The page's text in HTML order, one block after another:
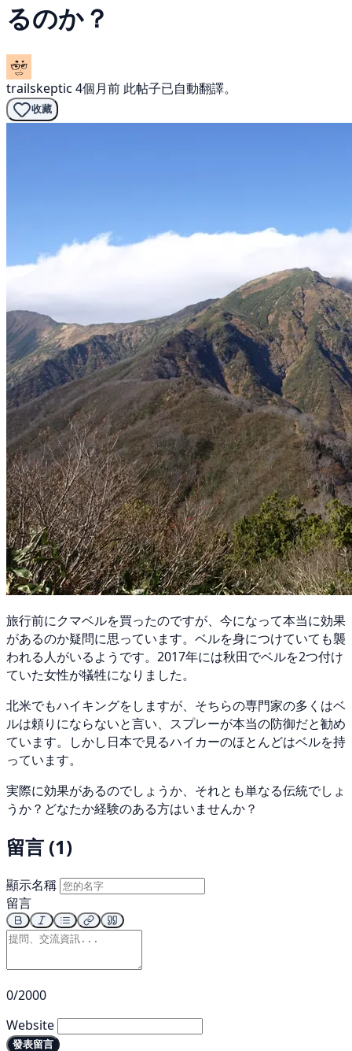
るのか？
trailskeptic 4個月前 此帖子已自動翻譯。
收藏
旅行前にクマベルを買ったのですが、今になって本当に効果
があるのか疑問に思っています。ベルを身につけていても襲
われる人がいるようです。2017年には秋田でベルを2つ付け
ていた女性が犠牲になりました。
北米でもハイキングをしますが、そちらの専門家の多くはベ
ルは頼りにならないと言い、スプレーが本当の防御だと勧め
ています。しかし日本で見るハイカーのほとんどはベルを持
っています。
実際に効果があるのでしょうか、それとも単なる伝統でしょ
うか？どなたか経験のある方はいませんか？
留言 (1)
顯示名稱
留言
0/2000
Website
發表留言